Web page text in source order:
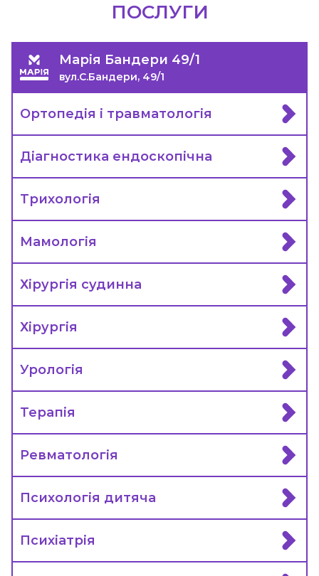
ПОСЛУГИ
Марія Бандери 49/1
вул.С.Бандери, 49/1
Ортопедія і травматологія
Діагностика ендоскопічна
Трихологія
Мамологія
Хірургія судинна
Хірургія
Урологія
Терапія
Ревматологія
Психологія дитяча
Психіатрія